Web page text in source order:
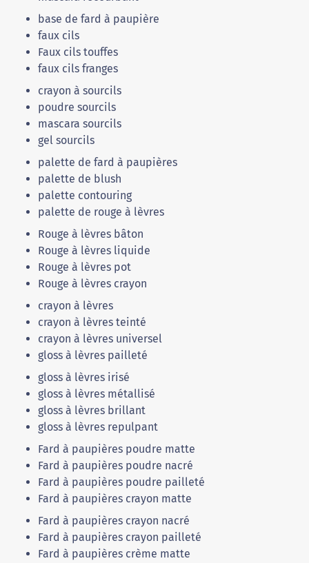
base de fard à paupière
faux cils
Faux cils touffes
faux cils franges
crayon à sourcils
poudre sourcils
mascara sourcils
gel sourcils
palette de fard à paupières
palette de blush
palette contouring
palette de rouge à lèvres
Rouge à lèvres bâton
Rouge à lèvres liquide
Rouge à lèvres pot
Rouge à lèvres crayon
crayon à lèvres
crayon à lèvres teinté
crayon à lèvres universel
gloss à lèvres pailleté
gloss à lèvres irisé
gloss à lèvres métallisé
gloss à lèvres brillant
gloss à lèvres repulpant
Fard à paupières poudre matte
Fard à paupières poudre nacré
Fard à paupières poudre pailleté
Fard à paupières crayon matte
Fard à paupières crayon nacré
Fard à paupières crayon pailleté
Fard à paupières crème matte